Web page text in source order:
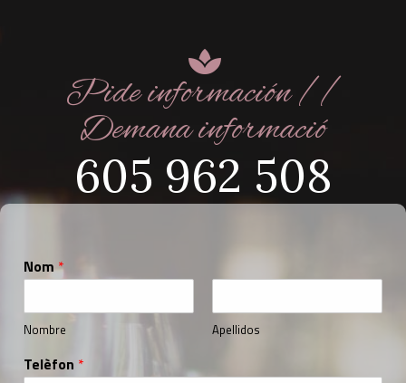
Pide información //
Demana informació
605 962 508
Nom*
Nombre Apellidos
Telèfon *